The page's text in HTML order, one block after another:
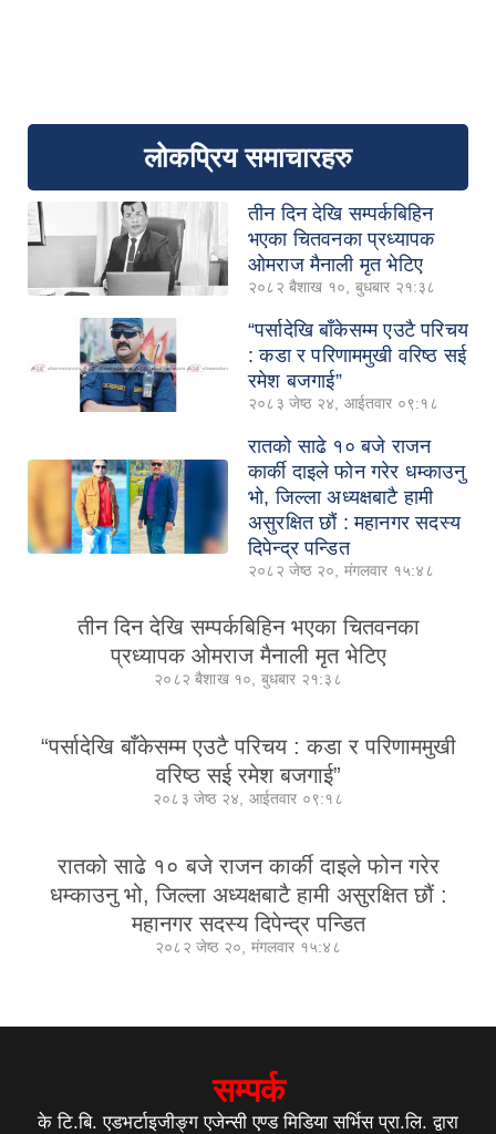
लोकप्रिय समाचारहरु
तीन दिन देखि सम्पर्कबिहिन
भएका चितवनका प्रध्यापक
ओमराज मैनाली मृत भेटिए
२०८२ बैशाख १०, बुधबार २१:३८
“पर्सादेखि बाँकेसम्म एउटै परिचय
: कडा र परिणाममुखी वरिष्ठ सई
रमेश बजगाई”
२०८३ जेष्ठ २४, आईतवार ०९:१८
रातको साढे १० बजे राजन
कार्की दाइले फोन गरेर धम्काउनु
भो, जिल्ला अध्यक्षबाटै हामी
असुरक्षित छौं : महानगर सदस्य
दिपेन्द्र पन्डित
२०८२ जेष्ठ २०, मंगलवार १५:४८
तीन दिन देखि सम्पर्कबिहिन भएका चितवनका
प्रध्यापक ओमराज मैनाली मृत भेटिए
२०८२ बैशाख १०, बुधबार २१:३८
“पर्सादेखि बाँकेसम्म एउटै परिचय : कडा र परिणाममुखी
वरिष्ठ सई रमेश बजगाई”
२०८३ जेष्ठ २४, आईतवार ०९:१८
रातको साढे १० बजे राजन कार्की दाइले फोन गरेर
धम्काउनु भो, जिल्ला अध्यक्षबाटै हामी असुरक्षित छौं :
महानगर सदस्य दिपेन्द्र पन्डित
२०८२ जेष्ठ २०, मंगलवार १५:४८
सम्पर्क
के टि.बि. एडभर्टाइजीङ्ग एजेन्सी एण्ड मिडिया सर्भिस प्रा.लि. द्वारा